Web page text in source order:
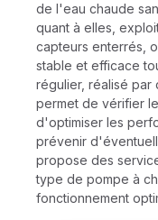
de l'eau chaude
quant à elles,
capteurs enterrés,
stable et efficace
régulier, réalisé par
permet de vérifier
d'optimiser les
prévenir
propose des
type de pompe à
fonctionnement